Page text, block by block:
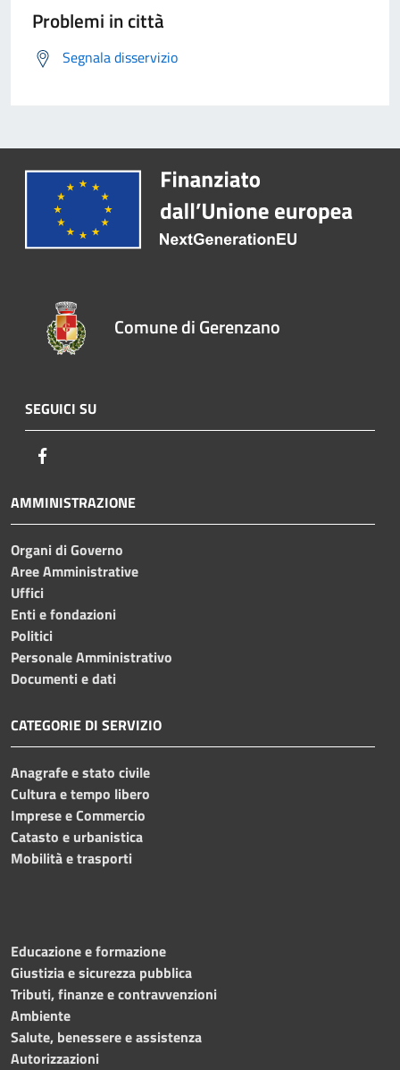
Problemi in città
Segnala disservizio
Comune di Gerenzano
SEGUICI SU
AMMINISTRAZIONE
Organi di Governo
Aree Amministrative
Uffici
Enti e fondazioni
Politici
Personale Amministrativo
Documenti e dati
CATEGORIE DI SERVIZIO
Anagrafe e stato civile
Cultura e tempo libero
Imprese e Commercio
Catasto e urbanistica
Mobilità e trasporti
Educazione e formazione
Giustizia e sicurezza pubblica
Tributi, finanze e contravvenzioni
Ambiente
Salute, benessere e assistenza
Autorizzazioni